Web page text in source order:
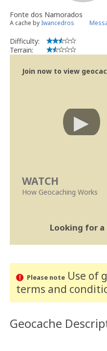
Fonte dos Namorados
A cache by Iwancedros
Difficulty:
Terrain:
Join now to view
WATCH
How Geocaching Works
Looking for
Please noteUse of
terms and
Geocache